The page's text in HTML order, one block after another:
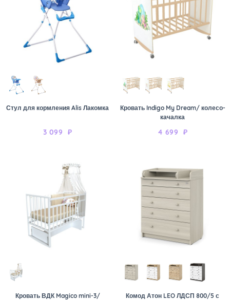
Стул для кормления Alis Лакомка
3 099 ₽
Кровать Indigo My Dream/ колесо-
качалка
4 699 ₽
Кровать ВДК Magico mini-3/
Комод Атон LEO ЛДСП 800/5 с